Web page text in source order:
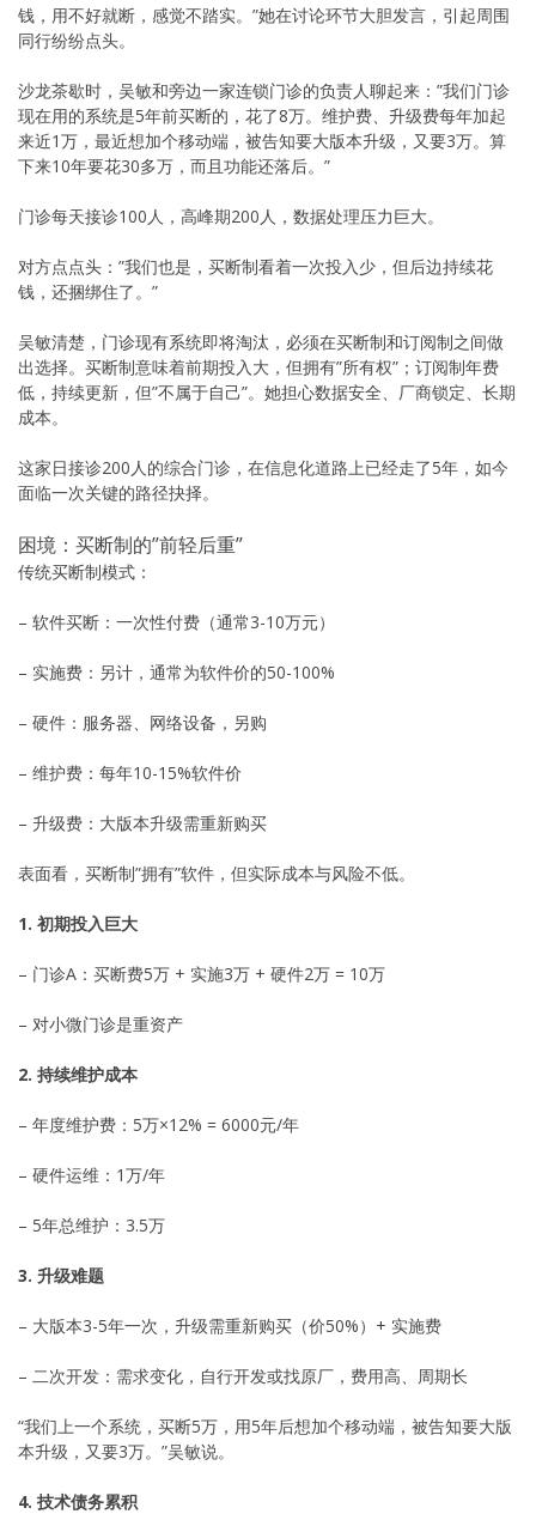
钱，用不好就断，感觉不踏实。”她在讨论环节大胆发言，引起周围
同行纷纷点头。
沙龙茶歇时，吴敏和旁边一家连锁门诊的负责人聊起来：”我们门诊
现在用的系统是5年前买断的，花了8万。维护费、升级费每年加起
来近1万，最近想加个移动端，被告知要大版本升级，又要3万。算
下来10年要花30多万，而且功能还落后。”
门诊每天接诊100人，高峰期200人，数据处理压力巨大。
对方点点头：”我们也是，买断制看着一次投入少，但后边持续花
钱，还捆绑住了。”
吴敏清楚，门诊现有系统即将淘汰，必须在买断制和订阅制之间做
出选择。买断制意味着前期投入大，但拥有”所有权”；订阅制年费
低，持续更新，但”不属于自己”。她担心数据安全、厂商锁定、长期
成本。
这家日接诊200人的综合门诊，在信息化道路上已经走了5年，如今
面临一次关键的路径抉择。
困境：买断制的”前轻后重”
传统买断制模式：
– 软件买断：一次性付费（通常3-10万元）
– 实施费：另计，通常为软件价的50-100%
– 硬件：服务器、网络设备，另购
– 维护费：每年10-15%软件价
– 升级费：大版本升级需重新购买
表面看，买断制”拥有”软件，但实际成本与风险不低。
1. 初期投入巨大
– 门诊A：买断费5万 + 实施3万 + 硬件2万 = 10万
– 对小微门诊是重资产
2. 持续维护成本
– 年度维护费：5万×12% = 6000元/年
– 硬件运维：1万/年
– 5年总维护：3.5万
3. 升级难题
– 大版本3-5年一次，升级需重新购买（价50%）+ 实施费
– 二次开发：需求变化，自行开发或找原厂，费用高、周期长
“我们上一个系统，买断5万，用5年后想加个移动端，被告知要大版
本升级，又要3万。”吴敏说。
4. 技术债务累积